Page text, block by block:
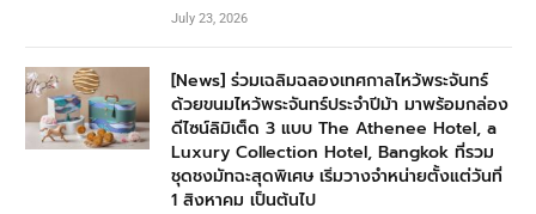
July 23, 2026
[News] ร่วมเฉลิมฉลองเทศกาลไหว้พระจันทร์
ด้วยขนมไหว้พระจันทร์ประจำปีม้า มาพร้อมกล่อง
ดีไซน์ลิมิเต็ด 3 แบบ The Athenee Hotel, a
Luxury Collection Hotel, Bangkok ที่รวม
ชุดชงมัทฉะสุดพิเศษ เริ่มวางจำหน่ายตั้งแต่วันที่
1 สิงหาคม เป็นต้นไป